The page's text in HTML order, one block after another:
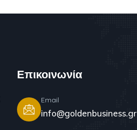
Επικοινωνία
Email
info@goldenbusiness.gr